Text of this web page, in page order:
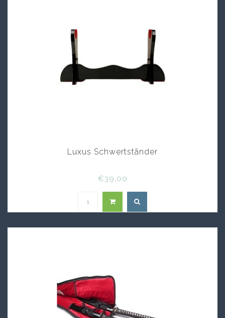
Luxus Schwertständer
€39,00